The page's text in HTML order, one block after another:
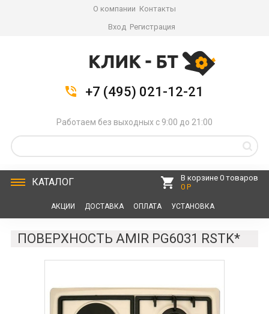
О компании Контакты
Вход Регистрация
+7 (495) 021-12-21
Работаем без выходных с 9:00 до 21:00
КАТАЛОГ
В корзине 0 товаров
0 Р
АКЦИИ ДОСТАВКА ОПЛАТА УСТАНОВКА
ПОВЕРХНОСТЬ AMIR PG6031 RSTK*